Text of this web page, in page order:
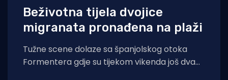
Beživotna tijela dvojice
migranata pronađena na plaži
Tužne scene dolaze sa španjolskog otoka
Formentera gdje su tijekom vikenda još dva